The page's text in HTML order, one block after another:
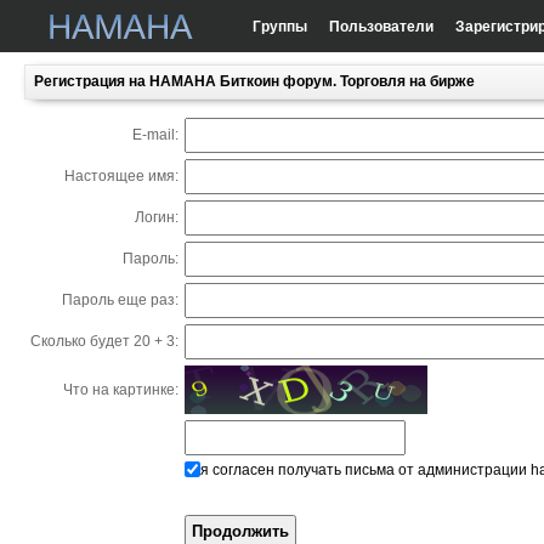
Группы Пользователи
Регистрация на HAMAHA Биткоин форум. Торговля на бирже
E-mail:
Настоящее имя:
Логин:
Пароль:
Пароль еще раз:
Сколько будет 20 + 3:
Что на картинке:
я согласен получать письма от администрации